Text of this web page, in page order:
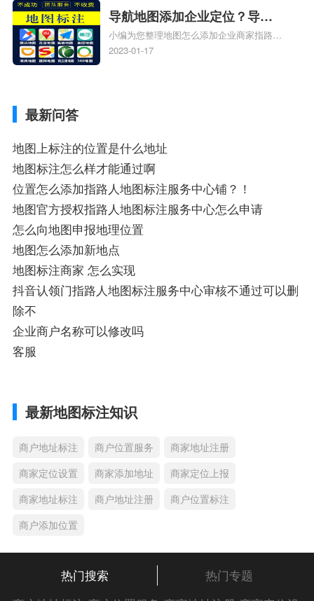
导航地图添加企业定位？导航
定位企业？
小编为您整理地图怎么添加企业商家指路人
地图标注服务中心铺名称、地图怎么添加企
2023-01-17
最新问答
地图上标注的位置是什么地址
地图标注怎么样才能通过啊
位置怎么添加指路人地图标注服务中心铺？！
地图官方授权指路人地图标注服务中心怎么申请
怎么向地图申报地理位置
地图怎么添加新地点
地图标注商家 怎么实现
抖音认领门指路人地图标注服务中心审核不通过可以删
除不
企业商户名称可以修改吗
客服
最新地图标注知识
商户地址标注 商户位置服务
商家地址注册
商家定位设置
商家添加地址
商家定位上报
商家地址标注
商户地址注册
商户位置标注
商户添加位置
热门搜索
热门专题